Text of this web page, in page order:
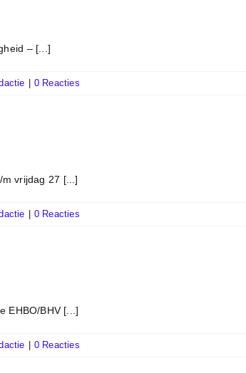
– [...]
0 Reacties
vrijdag 27 [...]
0 Reacties
EHBO/BHV [...]
0 Reacties